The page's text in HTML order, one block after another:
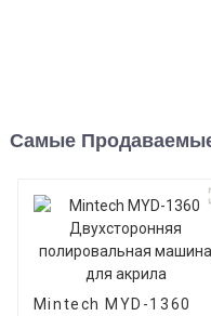
Самые
Mintech MYD-1360